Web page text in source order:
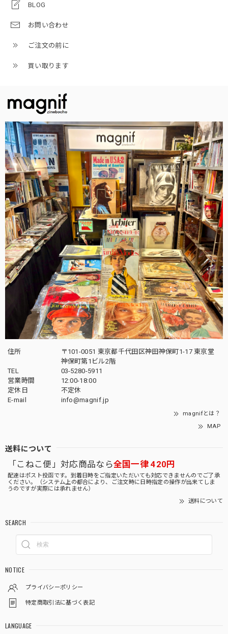
BLOG
お問い合わせ
ご注文の前に
買い取ります
住所
〒101-0051 東京都千代田区神田神保町1-17 東京堂
神保町第1ビル2階
TEL
03-5280-5911
営業時間
12:00-18:00
定休日
不定休
E-mail
info@magnif.jp
magnifとは？
MAP
送料について
「こねこ便」対応商品なら全国一律 420円
配達はポスト投函です。到着日時をご指定いただいても対応できませんのでご了承
ください。（システム上の都合により、ご注文時に日時指定の操作が出来てしま
うのですが実際には承れません）
送料について
SEARCH
NOTICE
プライバシーポリシー
特定商取引法に基づく表記
LANGUAGE